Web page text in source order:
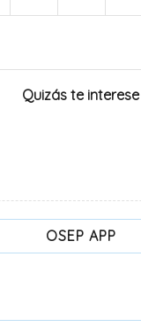
Quizás te interese
OSEP APP